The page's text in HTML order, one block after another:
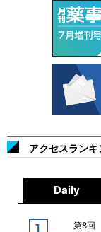
アクセスランキ
Daily
第8回